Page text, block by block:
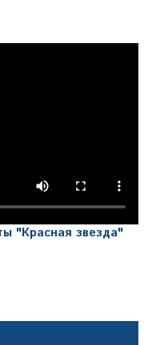
"Красная звезда"